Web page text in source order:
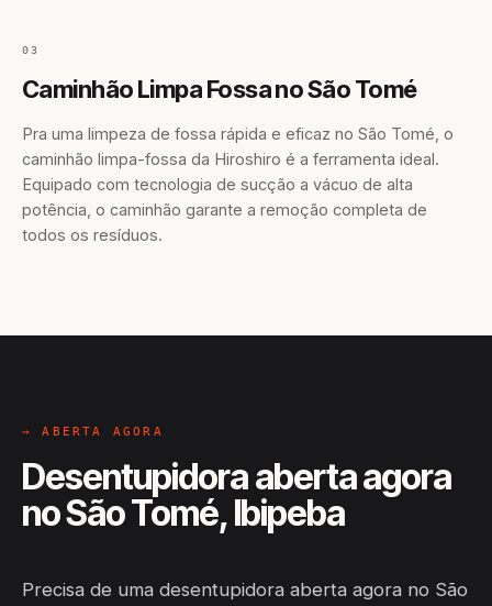
03
Caminhão Limpa Fossa no São Tomé
Pra uma limpeza de fossa rápida e eficaz no São Tomé, o
caminhão limpa-fossa da Hiroshiro é a ferramenta ideal.
Equipado com tecnologia de sucção a vácuo de alta
potência, o caminhão garante a remoção completa de
todos os resíduos.
→ ABERTA AGORA
Desentupidora aberta agora
no São Tomé, Ibipeba
Precisa de uma desentupidora aberta agora no São